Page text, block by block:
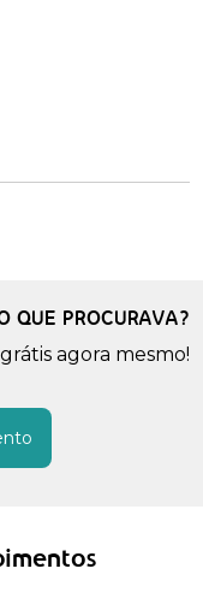
QUE PROCURAVA?
agora mesmo!